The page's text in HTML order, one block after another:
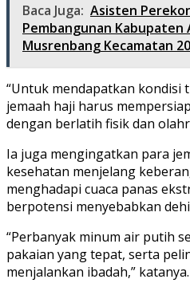
Baca Juga: Asisten
Pembangunan Kabupaten
Musrenbang Kecamatan
“Untuk mendapatkan kondisi
jemaah haji harus
dengan berlatih fisik dan
Ia juga mengingatkan para
kesehatan menjelang
menghadapi cuaca panas
berpotensi menyebabkan
“Perbanyak minum air putih
pakaian yang tepat, serta
menjalankan ibadah,” katanya.